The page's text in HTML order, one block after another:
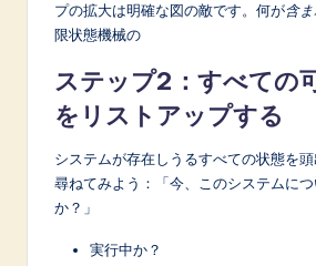
プの拡大は明確な図の敵です。何が含
限状態機械の
ステップ2：すべての
をリストアップする
システムが存在しうるすべての状態を
尋ねてみよう：「今、このシステムに
か？」
実行中か？